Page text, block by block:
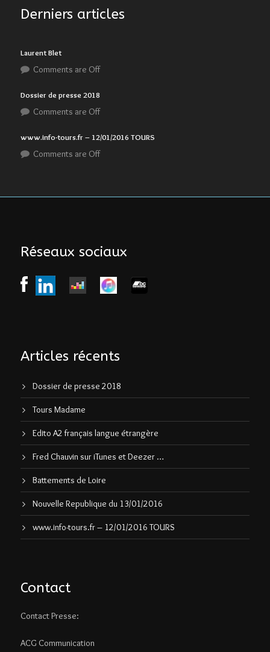
Derniers articles
Laurent Blet
Comments are Off
Dossier de presse 2018
Comments are Off
www.info-tours.fr – 12/01/2016 TOURS
Comments are Off
Réseaux sociaux
Articles récents
Dossier de presse 2018
Tours Madame
Edito A2 français langue étrangère
Fred Chauvin sur iTunes et Deezer …
Battements de Loire
Nouvelle Republique du 13/01/2016
www.info-tours.fr – 12/01/2016 TOURS
Contact
Contact Presse:
ACG Communication